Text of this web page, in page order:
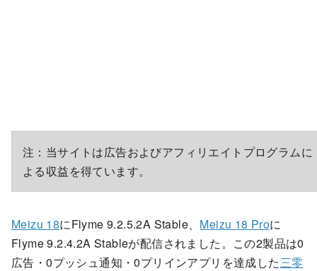
注：当サイトは広告およびアフィリエイトプログラムに
よる収益を得ています。
Meizu 18にFlyme 9.2.5.2A Stable、 Meizu 18 Proに
Flyme 9.2.4.2A Stableが配信されました。この2製品は0
広告・0プッシュ通知・0プリインアプリを達成した三零